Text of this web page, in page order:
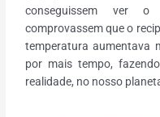
conseguissem ver
comprovassem que o
temperatura aumentava
por mais tempo,
realidade, no nosso